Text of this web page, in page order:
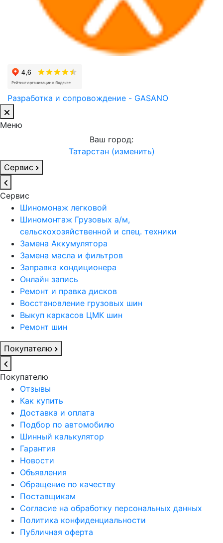
Разработка и сопровождение - GASANO
Меню
Ваш город:
Татарстан (изменить)
Сервис
Сервис
Шиномонаж легковой
Шиномонтаж Грузовых а/м,
сельскохозяйственной и спец. техники
Замена Аккумулятора
Замена масла и фильтров
Заправка кондиционера
Онлайн запись
Ремонт и правка дисков
Восстановление грузовых шин
Выкуп каркасов ЦМК шин
Ремонт шин
Покупателю
Покупателю
Отзывы
Как купить
Доставка и оплата
Подбор по автомобилю
Шинный калькулятор
Гарантия
Новости
Объявления
Обращение по качеству
Поставщикам
Согласие на обработку персональных данных
Политика конфиденциальности
Публичная оферта